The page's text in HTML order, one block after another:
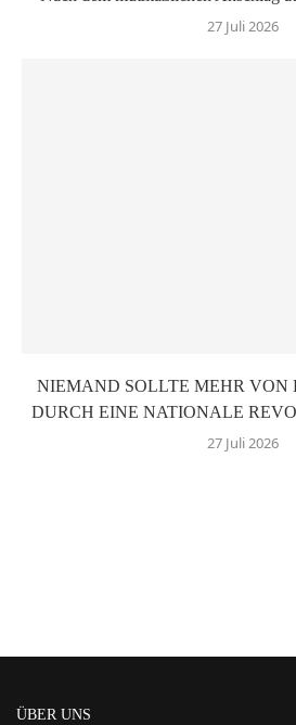
27 Juli 2026
NIEMAND SOLLTE MEHR VON
DURCH EINE NATIONALE
27 Juli 2026
ÜBER UNS